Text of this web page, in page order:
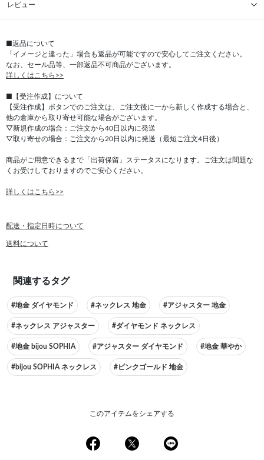
レビュー
■返品について
「イメージと違った」場合も返品が可能ですので安心してご注文ください。
なお、セール品等、一部返品不可商品がございます。
詳しくはこちら>>
■【受注作成】について
【受注作成】ボタンでのご注文は、ご注文後に一から新しく作成する場合と、
他の倉庫から取り寄せ可能な場合がございます。
▽新規作成の場合：ご注文から40日以内に発送
▽取り寄せの場合：ご注文から20日以内に発送（最短ご注文4日後）
商品がご用意できるまで「出荷保留」ステータスになります。ご注文は問題な
くお受けしておりますのでご安心ください。
詳しくはこちら>>
配送・指定日時について
送料について
関連するタグ
#地金 ダイヤモンド #ネックレス 地金 #アジャスター 地金
#ネックレス アジャスター #ダイヤモンド ネックレス
#地金 bijou SOPHIA #アジャスター ダイヤモンド #地金 華やか
#bijou SOPHIA ネックレス #ピンクゴールド 地金
このアイテムをシェアする